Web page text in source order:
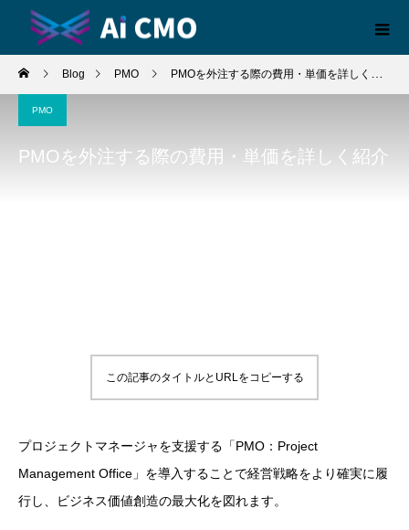
Blog PMO PMOを外注する際の費用・単価を詳しく紹介
PMO
PMOを外注する際の費用・単価を詳しく紹介
この記事のタイトルとURLをコピーする
プロジェクトマネージャを支援する「PMO：Project
Management Office」を導入することで経営戦略をより確実に履
行し、ビジネス価値創造の最大化を図れます。